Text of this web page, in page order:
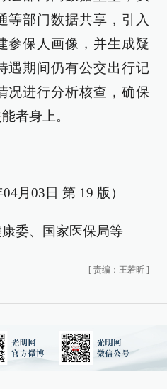
等部门数据共享，引入
参保人画像，并生成疑
遇期间仍有公交出行记
况进行分析核查，确保
者身上。
月03日 第 19 版）
委、国家医保局等
[ 责编：王若昕 ]